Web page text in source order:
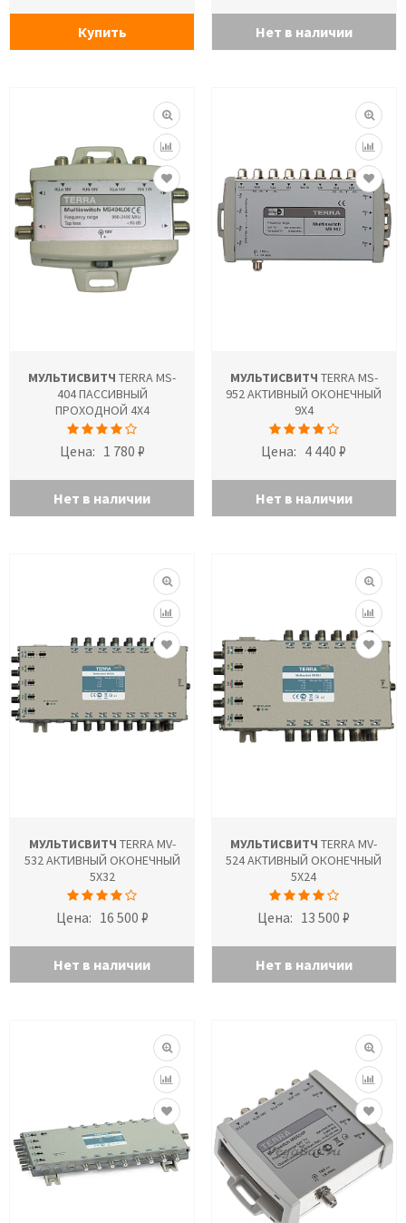
Купить Нет в наличии
МУЛЬТИСВИТЧ TERRA MS-
404 ПАССИВНЫЙ
ПРОХОДНОЙ 4Х4
Цена: 1 780 ₽
Нет в наличии
МУЛЬТИСВИТЧ TERRA MS-
952 АКТИВНЫЙ ОКОНЕЧНЫЙ
9X4
Цена: 4 440 ₽
Нет в наличии
МУЛЬТИСВИТЧ TERRA MV-
532 АКТИВНЫЙ ОКОНЕЧНЫЙ
5X32
Цена: 16 500 ₽
Нет в наличии
МУЛЬТИСВИТЧ TERRA MV-
524 АКТИВНЫЙ ОКОНЕЧНЫЙ
5X24
Цена: 13 500 ₽
Нет в наличии